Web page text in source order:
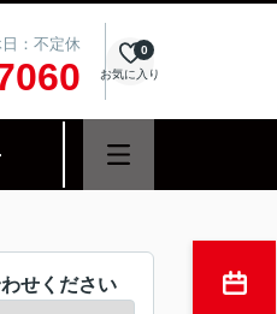
：不定休
お気に入り
0
せください